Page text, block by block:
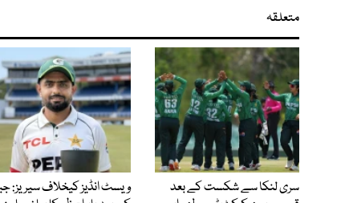
متعلقہ
سری لنکا سے شکست کے بعد
ویسٹ انڈیز کیخلاف سیریز: